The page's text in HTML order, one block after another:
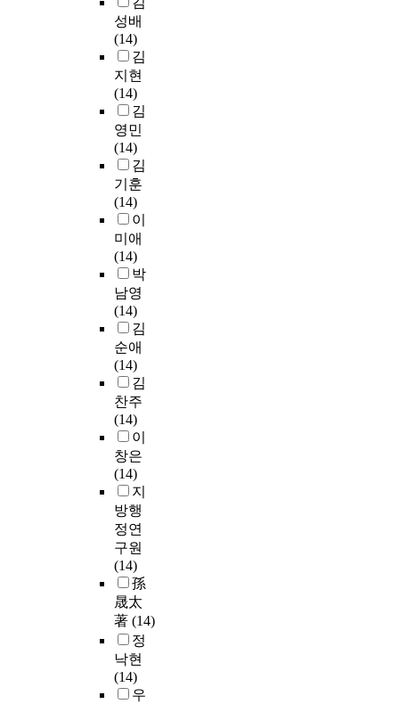
성배
(14)
김
지현
(14)
김
영민
(14)
김
기훈
(14)
이
미애
(14)
박
남영
(14)
김
순애
(14)
김
찬주
(14)
이
창은
(14)
지
방행
정연
구원
(14)
孫
晟太
著 (14)
정
낙현
(14)
우